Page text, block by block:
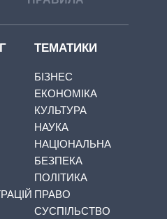
ТЕМАТИКИ
БІЗНЕС
ЕКОНОМІКА
КУЛЬТУРА
НАУКА
НАЦІОНАЛЬНА
БЕЗПЕКА
ПОЛІТИКА
ПРАВО
СУСПІЛЬСТВО